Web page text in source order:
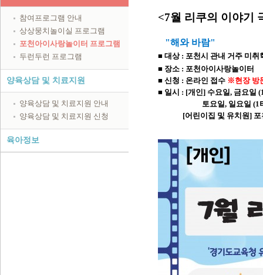
참여프로그램 안내
상상뭉치놀이실 프로그램
포천아이사랑놀이터 프로그램
두런두런 프로그램
양육상담 및 치료지원
양육상담 및 치료지원 안내
양육상담 및 치료지원 신청
육아정보
<7월 리쿠의 이야기
"해와 바람"
■ 대상 : 포천시 관내 거주 미취
■ 장소 : 포천아이사랑놀이터
■ 신청 : 온라인 접수 ※현장 방
■ 일시 : [개인] 수요일, 금요일 (
토요일, 일요일 (1
[어린이집 및 유치원] 포천